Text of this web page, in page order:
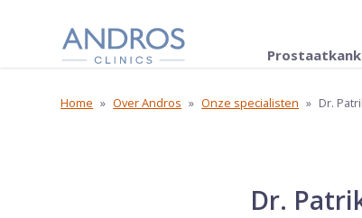
Home » Over Andros » Onze specialisten » Dr.
Dr.